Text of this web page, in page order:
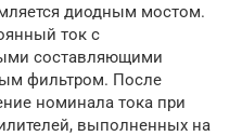
диодным мостом.
ток с
составляющими
фильтром. После
номинала тока при
выполненных на